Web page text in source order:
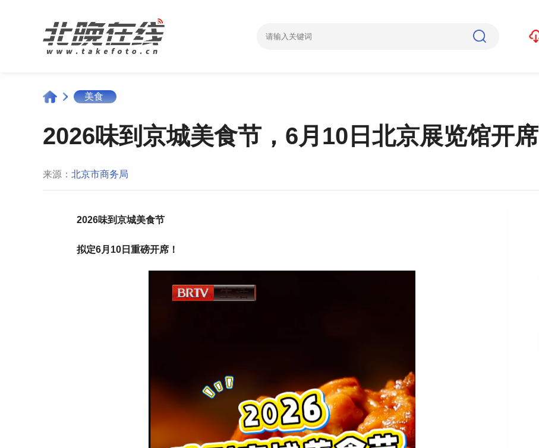
美食
2026味到京城美食节，6月10日北京展览馆开席
来源： 北京市商务局
2026味到京城美食节
拟定6月10日重磅开席！